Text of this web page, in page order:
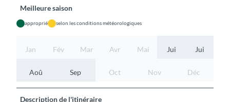
Meilleure saison
approprié selon les conditions météorologiques
Jan Fév Mar Avr Mai Jui Jui
Aoû Sep Oct Nov Déc
Description de l'itinéraire